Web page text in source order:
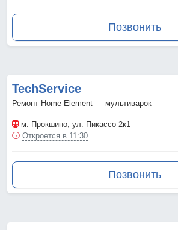
Позвонить
TechService
Ремонт Home-Element — мультиварок
м. Прокшино, ул. Пикассо 2к1
Откроется в 11:30
Позвонить